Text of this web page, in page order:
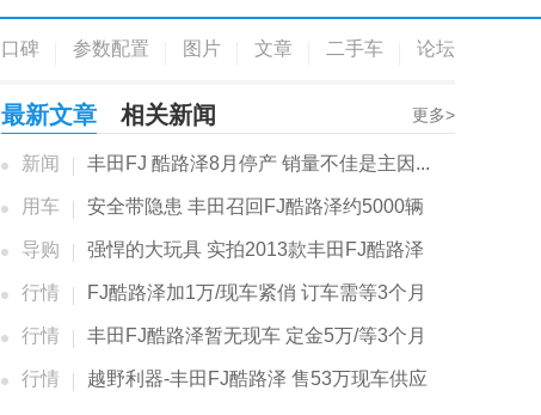
口碑 参数配置 图片 文章 二手车 论坛
最新文章 相关新闻 更多>
新闻 丰田FJ 酷路泽8月停产 销量不佳是主因...
用车 安全带隐患 丰田召回FJ酷路泽约5000辆
导购 强悍的大玩具 实拍2013款丰田FJ酷路泽
行情 FJ酷路泽加1万/现车紧俏 订车需等3个月
行情 丰田FJ酷路泽暂无现车 定金5万/等3个月
行情 越野利器-丰田FJ酷路泽 售53万现车供应